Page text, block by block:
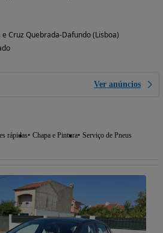
Cruz Quebrada-Dafundo (Lisboa)
Ver anúncios
rápidas Chapa e Pintura Serviço de Pneus